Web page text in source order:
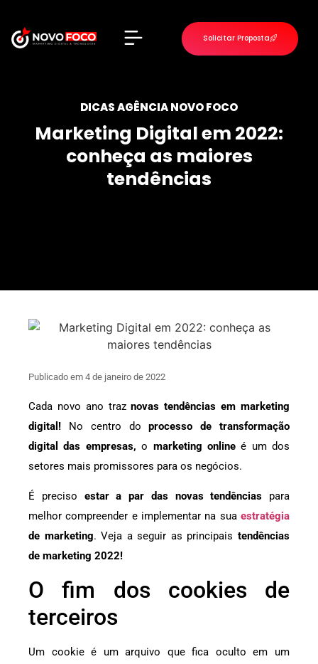
Solicitar Proposta
DICAS AGÊNCIA NOVO FOCO
Marketing Digital em 2022:
conheça as maiores
tendências
Publicado em 4 de janeiro de 2022
Cada novo ano traznovas tendências em marketing
digital! No centro doprocesso de transformação
digital das empresas, o marketing onlineé um dos
setores mais promissores para os negócios.
É preciso estar a par das novas tendências para
melhor compreender e implementar na sua estratégia
de marketing. Veja a seguir as principaistendências
de marketing 2022!
O fim dos cookies de
terceiros
Um cookie é um arquivo que fica oculto em um